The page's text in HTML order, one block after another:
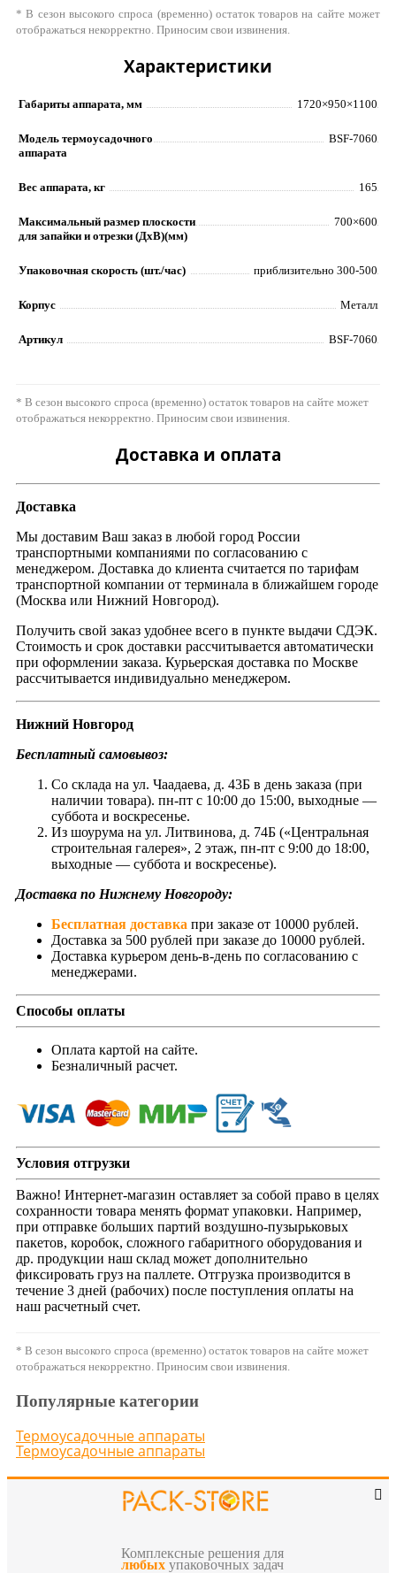
* В сезон высокого спроса (временно) остаток товаров на сайте может
отображаться некорректно. Приносим свои извинения.
Характеристики
Габариты аппарата, мм 1720×950×1100
Модель термоусадочного
аппарата
BSF-7060
Вес аппарата, кг 165
Максимальный размер плоскости
для запайки и отрезки (ДxВ)(мм)
700×600
Упаковочная скорость (шт./час) приблизительно 300-500
Корпус Металл
Артикул BSF-7060
* В сезон высокого спроса (временно) остаток товаров на сайте может
отображаться некорректно. Приносим свои извинения.
Доставка и оплата
Доставка
Мы доставим Ваш заказ в любой город России
транспортными компаниями по согласованию с
менеджером. Доставка до клиента считается по тарифам
транспортной компании от терминала в ближайшем городе
(Москва или Нижний Новгород).
Получить свой заказ удобнее всего в пункте выдачи СДЭК.
Стоимость и срок доставки рассчитывается автоматически
при оформлении заказа. Курьерская доставка по Москве
рассчитывается индивидуально менеджером.
Нижний Новгород
Бесплатный самовывоз:
Со склада на ул. Чаадаева, д. 43Б в день заказа (при
наличии товара). пн-пт с 10:00 до 15:00, выходные —
суббота и воскресенье.
Из шоурума на ул. Литвинова, д. 74Б («Центральная
строительная галерея», 2 этаж, пн-пт с 9:00 до 18:00,
выходные — суббота и воскресенье).
Доставка по Нижнему Новгороду:
Бесплатная доставка при заказе от 10000 рублей.
Доставка за 500 рублей при заказе до 10000 рублей.
Доставка курьером день-в-день по согласованию с
менеджерами.
Способы оплаты
Оплата картой на сайте.
Безналичный расчет.
Условия отгрузки
Важно! Интернет-магазин оставляет за собой право в целях
сохранности товара менять формат упаковки. Например,
при отправке больших партий воздушно-пузырьковых
пакетов, коробок, сложного габаритного оборудования и
др. продукции наш склад может дополнительно
фиксировать груз на паллете. Отгрузка производится в
течение 3 дней (рабочих) после поступления оплаты на
наш расчетный счет.
* В сезон высокого спроса (временно) остаток товаров на сайте может
отображаться некорректно. Приносим свои извинения.
Популярные категории
Термоусадочные аппараты
Термоусадочные аппараты
Комплексные решения для
любых упаковочных задач